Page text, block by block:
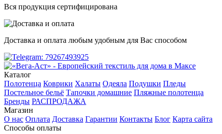
Вся продукция сертифицирована
Доставка и оплата любым удобным для Вас способом
Каталог
Полотенца Коврики Халаты Одеяла Подушки Пледы
Постельное бельё Тапочки домашние Пляжные полотенца
Бренды РАСПРОДАЖА
Магазин
О нас Оплата Доставка Гарантии Контакты Блог Карта сайта
Способы оплаты